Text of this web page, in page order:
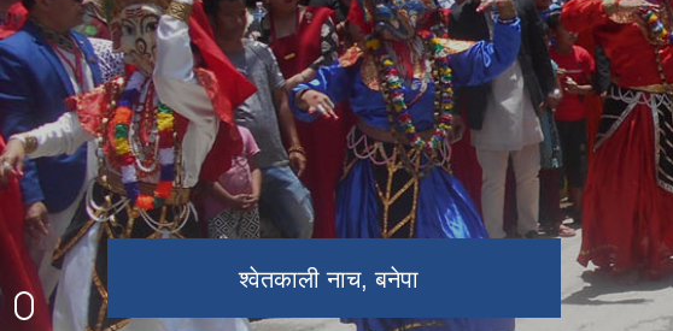
चण्डेश्वरी मन्दिर, बनेपा
श्वेतकाली नाच, बनेपा